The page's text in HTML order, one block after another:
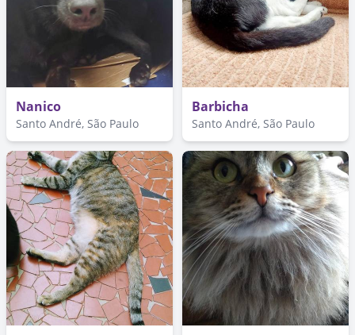
Nanico
Santo André, São Paulo
Barbicha
Santo André, São Paulo